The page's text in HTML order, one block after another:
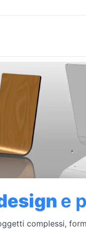
e
complessi,